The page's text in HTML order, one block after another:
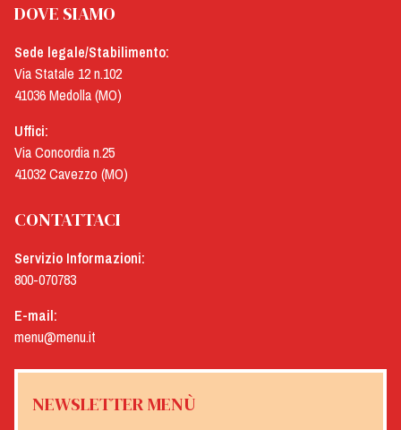
DOVE SIAMO
Sede legale/Stabilimento:
Via Statale 12 n.102
41036 Medolla (MO)
Uffici:
Via Concordia n.25
41032 Cavezzo (MO)
CONTATTACI
Servizio Informazioni:
800-070783
E-mail:
menu@menu.it
NEWSLETTER MENÙ